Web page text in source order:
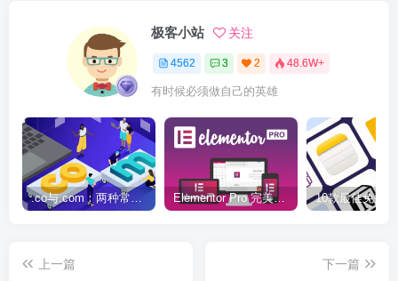
极客小站 关注
4562 3 2 48.6W+
有时候必须做自己的英雄
.co与.com：两种常用域名后缀名完全指南 Elementor Pro 完美汉化中文版（含全套模板）|可视化编辑页面自定义设计WordPress插件
上一篇
下一篇